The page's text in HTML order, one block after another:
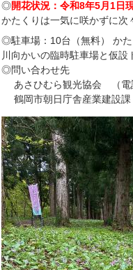
◎開花状況：令和8年5月1日
かたくりは一気に咲かずに次
◎駐車場：10台（無料） かた
川向かいの臨時駐車場と仮設
◎問い合わせ先
あさひむら観光協会 （電
鶴岡市朝日庁舎産業建設課